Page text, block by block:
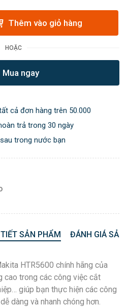
Thêm vào giỏ hàng
HOẶC
Mua ngay
cả đơn hàng trên 50.000
trả trong 30 ngày
trong nước bạn
SẢN PHẨM ĐÁNH GIÁ
HTR5600 chính hãng của
cao trong các công việc cắt
giúp bạn thực hiện các công
dàng và nhanh chóng hơn.